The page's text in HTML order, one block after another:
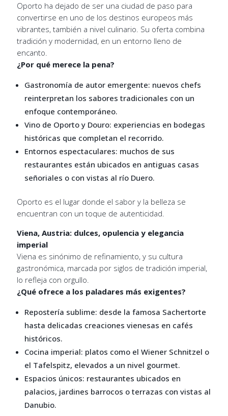
Oporto ha dejado de ser una ciudad de paso para
convertirse en uno de los destinos europeos más
vibrantes, también a nivel culinario. Su oferta combina
tradición y modernidad, en un entorno lleno de
encanto.
¿Por qué merece la pena?
Gastronomía de autor emergente: nuevos chefs
reinterpretan los sabores tradicionales con un
enfoque contemporáneo.
Vino de Oporto y Douro: experiencias en bodegas
históricas que completan el recorrido.
Entornos espectaculares: muchos de sus
restaurantes están ubicados en antiguas casas
señoriales o con vistas al río Duero.
Oporto es el lugar donde el sabor y la belleza se
encuentran con un toque de autenticidad.
Viena, Austria: dulces, opulencia y elegancia
imperial
Viena es sinónimo de refinamiento, y su cultura
gastronómica, marcada por siglos de tradición imperial,
lo refleja con orgullo.
¿Qué ofrece a los paladares más exigentes?
Repostería sublime: desde la famosa Sachertorte
hasta delicadas creaciones vienesas en cafés
históricos.
Cocina imperial: platos como el Wiener Schnitzel o
el Tafelspitz, elevados a un nivel gourmet.
Espacios únicos: restaurantes ubicados en
palacios, jardines barrocos o terrazas con vistas al
Danubio.